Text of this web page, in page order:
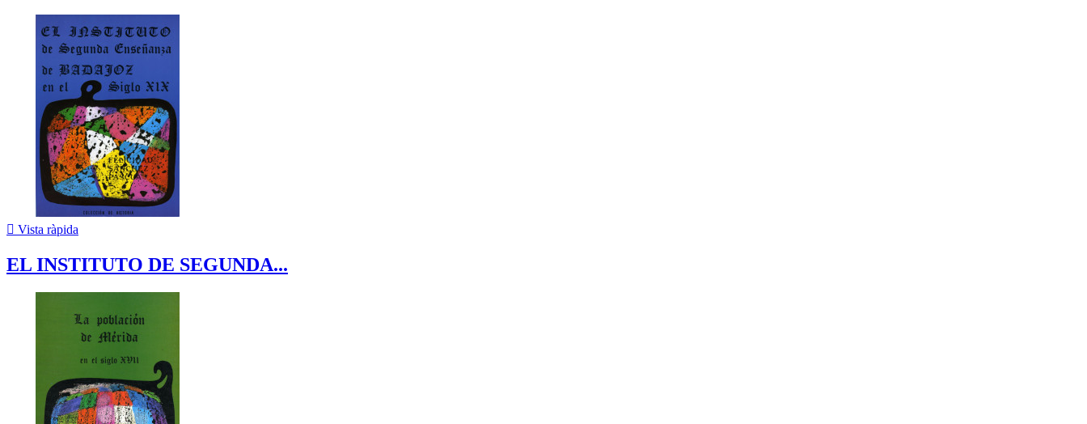
 Vista ràpida
EL INSTITUTO DE SEGUNDA...